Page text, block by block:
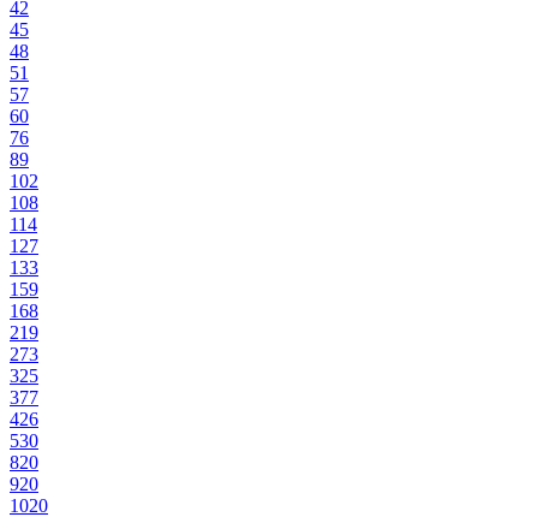
42
45
48
51
57
60
76
89
102
108
114
127
133
159
168
219
273
325
377
426
530
820
920
1020